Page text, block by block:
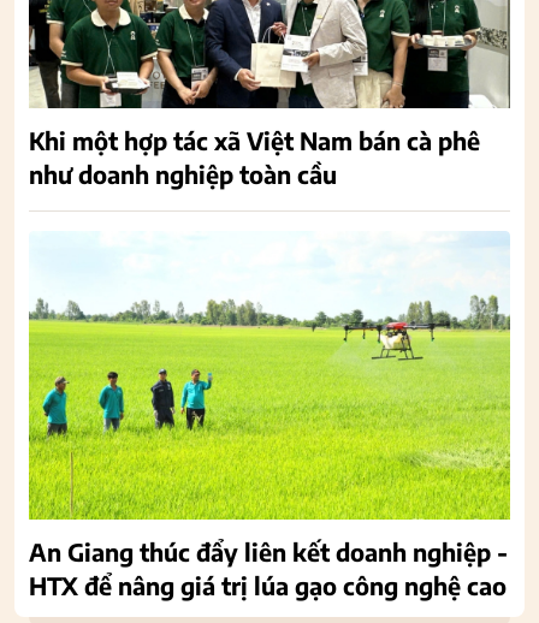
Khi một hợp tác xã Việt Nam bán cà phê
như doanh nghiệp toàn cầu
An Giang thúc đẩy liên kết doanh nghiệp -
HTX để nâng giá trị lúa gạo công nghệ cao